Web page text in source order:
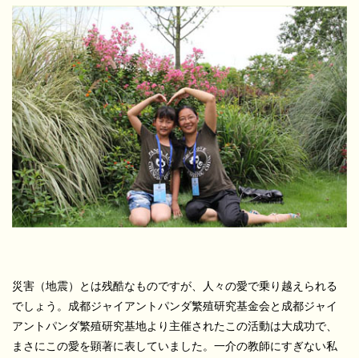
災害（地震）とは残酷なものですが、人々の愛で乗り越えられる
でしょう。成都ジャイアントパンダ繁殖研究基金会と成都ジャイ
アントパンダ繁殖研究基地より主催されたこの活動は大成功で、
まさにこの愛を顕著に表していました。一介の教師にすぎない私